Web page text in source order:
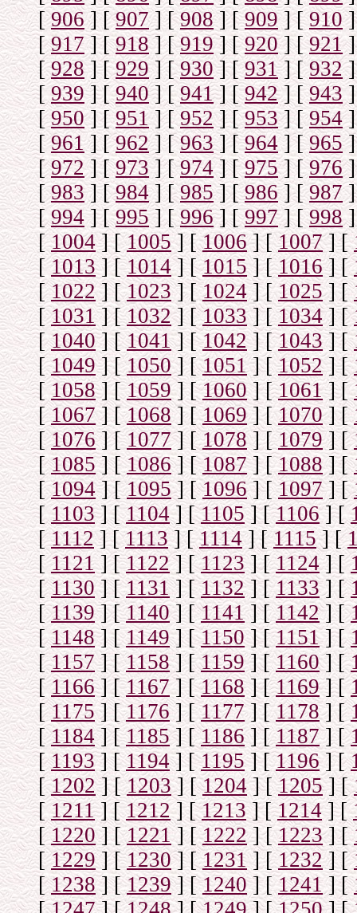
[906] [907] [908] [909] [910]
[917] [918] [919] [920] [921]
[928] [929] [930] [931] [932]
[ 939] [940] [941] [942] [943]
[950] [951] [952] [953] [954]
[961] [962] [963] [964] [965]
[972] [973] [974] [975] [976]
[983] [984] [985] [986] [987]
[994] [995] [996] [997] [998]
[1004] [1005] [1006] [1007] [
[1013] [1014] [1015 ] [1016] [
[1022] [1023] [1024] [1025] [
[1031] [1032] [1033] [1034] [
[1040] [1041] [1042] [1043] [
[1049] [1050] [1051] [1052] [
[1058] [1059] [1060] [1061] [
[1067] [1068] [1069] [1070] [
[1076] [1077] [1078] [1079] [
[1085] [1086] [1087] [1088] [
[1094] [1095] [1096] [1097] [
[1103] [1104] [1105] [1106] [
[1112] [1113] [ 1114] [1115] [
[1121] [1122] [1123] [1124] [
[1130] [1131] [1132] [1133] [
[1139] [1140] [1141] [1142] [
[1148] [1149] [1150] [1151] [
[1157] [1158] [1159] [1160] [
[1166] [1167] [1168] [1169] [
[1175] [1176] [1177] [1178] [
[1184] [1185] [1186] [1187] [
[1193] [1194] [1195] [1196] [
[1202] [1203] [1204] [1205] [
[1211] [1212] [1213] [1214] [
[1220] [1221] [1222] [1223] [
[1229] [1230] [1231 ] [1232] [
[1238] [1239] [1240] [1241] [